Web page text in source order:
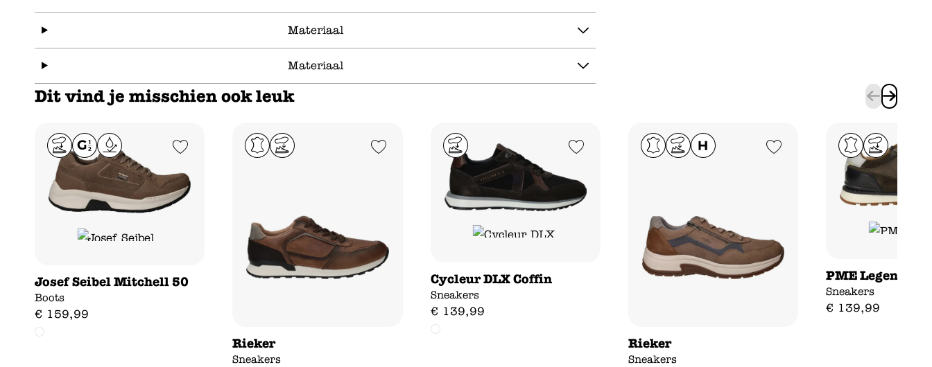
Materiaal
Materiaal
Dit vind je misschien ook leuk
Add to Wishlist
Josef Seibel Mitchell 50
Boots
€ 159,99
Add to Wishlist
Rieker
Sneakers
Add to Wishlist
Cycleur DLX Coffin
Sneakers
€ 139,99
Add to Wishlist
Rieker
Sneakers
PME Legend
Sneakers
€ 139,99